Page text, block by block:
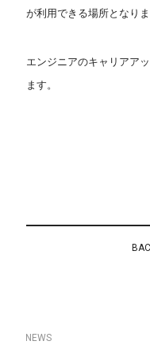
が利用できる場所となりま
エンジニアのキャリアア
ます。
N EWS